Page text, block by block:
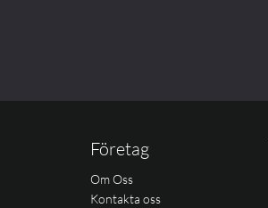
Företag
Om Oss
Kontakta oss